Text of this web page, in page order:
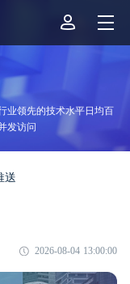
业领先的技术水平日均百
发访问
送
2026-08-04 13:00:00